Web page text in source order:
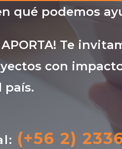
qué podemos
APORTA! Te
con
país.
(+56 2)